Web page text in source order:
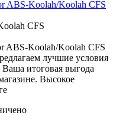
CFS
ABS-Koolah/Koolah CFS
лучшие условия
итоговая выгода
Высокое